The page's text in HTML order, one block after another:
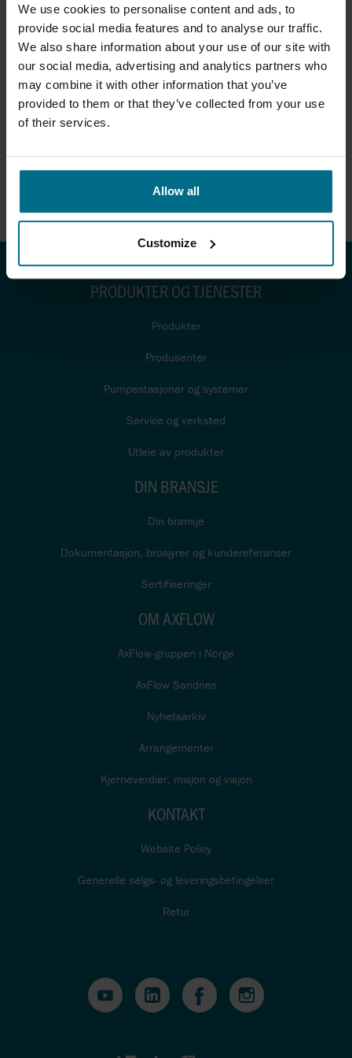
We use cookies to personalise content and ads, to
provide social media features and to analyse our traffic.
We also share information about your use of our site with
our social media, advertising and analytics partners who
may combine it with other information that you’ve
provided to them or that they’ve collected from your use
of their services.
Allow all
Customize
avløpsinfrastruktur i regionen."Forteller AxFlows
viseadministrerende direktør og leder for Valves & Solutions
avdelingen, Lasse Torvund.
AxFlow er kjent for sin ekspertise innen fluidhåndtering og tilbyr
et bredt spekter av produkter og tjenester innen VA. Vi jobber
tett med våre kunder for å levere skreddersydde løsninger som
For mer informasjon om prosjektet "VA på langs", besøk
vapalangs.no.
PRODUKTER OG TJENESTER
Produkter
Produsenter
Pumpestasjoner og systemer
Service og verksted
Utleie av produkter
DIN BRANSJE
Din bransje
Dokumentasjon, brosjyrer og kundereferanser
Sertifiseringer
OM AXFLOW
AxFlow-gruppen i Norge
AxFlow Sandnes
Nyhetsarkiv
Arrangementer
Kjerneverdier, misjon og visjon
KONTAKT
Website Policy
Generelle salgs- og leveringsbetingelser
Retur